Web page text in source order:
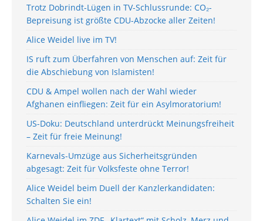
Trotz Dobrindt-Lügen in TV-Schlussrunde: CO₂-
Bepreisung ist größte CDU-Abzocke aller Zeiten!
Alice Weidel live im TV!
IS ruft zum Überfahren von Menschen auf: Zeit für
die Abschiebung von Islamisten!
CDU & Ampel wollen nach der Wahl wieder
Afghanen einfliegen: Zeit für ein Asylmoratorium!
US-Doku: Deutschland unterdrückt Meinungsfreiheit
– Zeit für freie Meinung!
Karnevals-Umzüge aus Sicherheitsgründen
abgesagt: Zeit für Volksfeste ohne Terror!
Alice Weidel beim Duell der Kanzlerkandidaten:
Schalten Sie ein!